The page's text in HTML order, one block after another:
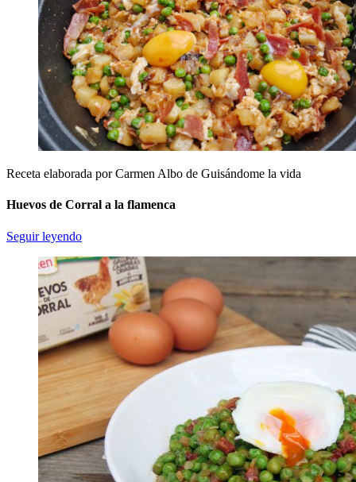
Receta elaborada por Carmen Albo de Guisándome la vida
Huevos de Corral a la flamenca
Seguir leyendo